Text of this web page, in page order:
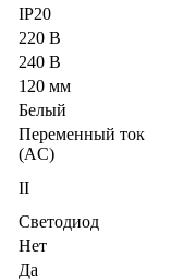
IP20
220 В
240 В
120 мм
Белый
Переменный ток
(AC)
II
Светодиод
Нет
Да